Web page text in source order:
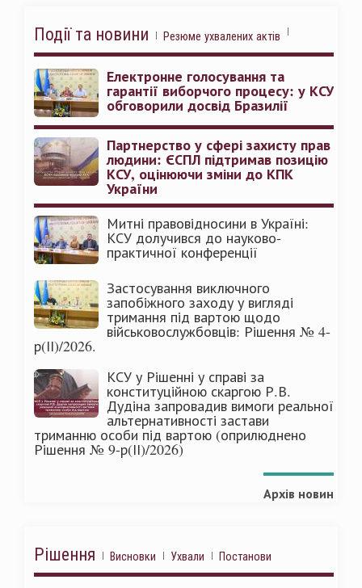
Події та новини Резюме ухвалених актів
Електронне голосування та
гарантії виборчого процесу: у КСУ
обговорили досвід Бразилії
Партнерство у сфері захисту прав
людини: ЄСПЛ підтримав позицію
КСУ, оцінюючи зміни до КПК
України
Митні правовідносини в Україні:
КСУ долучився до науково-
практичної конференції
Застосування виключного
запобіжного заходу у вигляді
тримання під вартою щодо
військовослужбовців: Рішення № 4-
р(ІІ)/2026.
КСУ у Рішенні у справі за
конституційною скаргою Р.В.
Дудіна запровадив вимоги реальної
альтернативності застави
триманню особи під вартою (оприлюднено
Рішення № 9-р(ІІ)/2026)
Архів новин
Рішення Висновки Ухвали Постанови